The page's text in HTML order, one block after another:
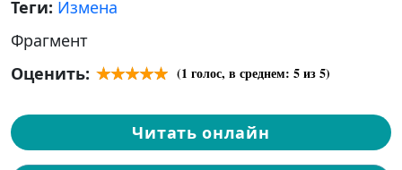
Теги: Измена
Фрагмент
Оценить:
(1 голос, в среднем: 5из 5)
Читать онлайн